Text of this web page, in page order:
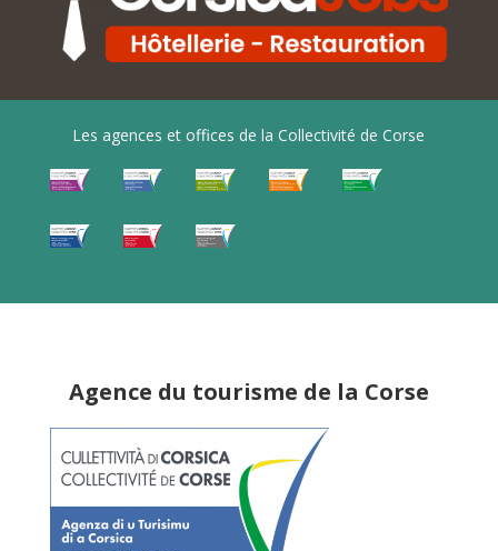
Les agences et offices de la Collectivité de Corse
Agence du tourisme de la Corse